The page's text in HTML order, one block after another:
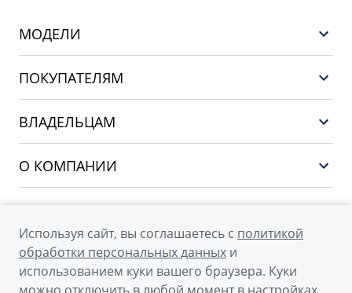
МОДЕЛИ
EX5
PREFACE
CITYRAY
ATLAS
OKAVANGO
MONJARO
ПОКУПАТЕЛЯМ
Финансы и услуги
ВЛАДЕЛЬЦАМ
О КОМПАНИИ
Новости
Наша команда
Мы в соцсетях
Используя сайт, вы соглашаетесь с политикой
обработки персональных данных и
использованием куки вашего браузера. Куки